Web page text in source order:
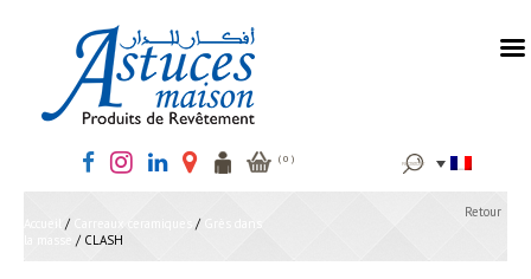
( 0 ) Rechercher :
/ /
/ CLASH
Retour